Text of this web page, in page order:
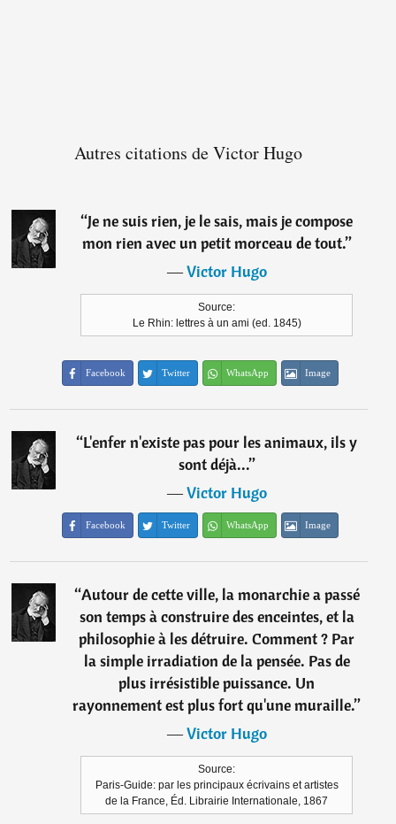
Autres citations de Victor Hugo
“Je ne suis rien, je le sais, mais je compose
mon rien avec un petit morceau de tout.”
―Victor Hugo
Source:
Le Rhin: lettres à un ami (ed. 1845)
Facebook Twitter WhatsApp Image
“L'enfer n'existe pas pour les animaux, ils y
sont déjà...”
―Victor Hugo
Facebook Twitter WhatsApp Image
“Autour de cette ville, la monarchie a passé
son temps à construire des enceintes, et la
philosophie à les détruire. Comment ? Par
la simple irradiation de la pensée. Pas de
plus irrésistible puissance. Un
rayonnement est plus fort qu'une muraille.”
―Victor Hugo
Source:
Paris-Guide: par les principaux écrivains et artistes
de la France, Éd. Librairie Internationale, 1867